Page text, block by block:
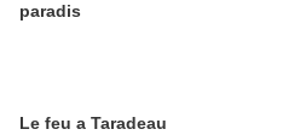
paradis
Le feu a Taradeau